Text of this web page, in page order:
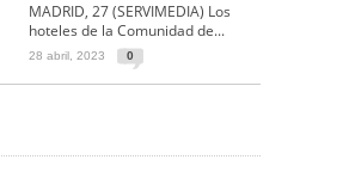
MADRID, 27 (SERVIMEDIA) Los
hoteles de la Comunidad de...
28 abril, 2023 0